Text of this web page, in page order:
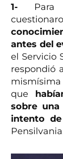
1- Para
antes del
el Servicio
respondió
que
sobre una
intento